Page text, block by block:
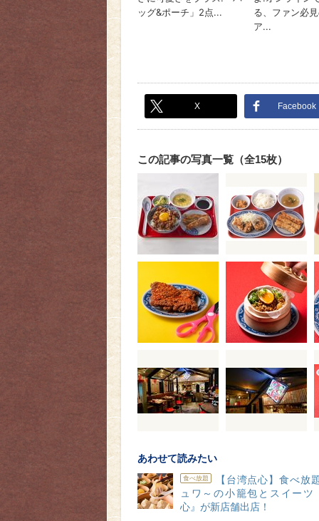
X Facebook
この記事の写真一覧（全15枚）
あわせて読みたい
食べ放題
【台湾点心】食べ放
ュワ～の小籠包とスイーツ
心』が新店舗出店！